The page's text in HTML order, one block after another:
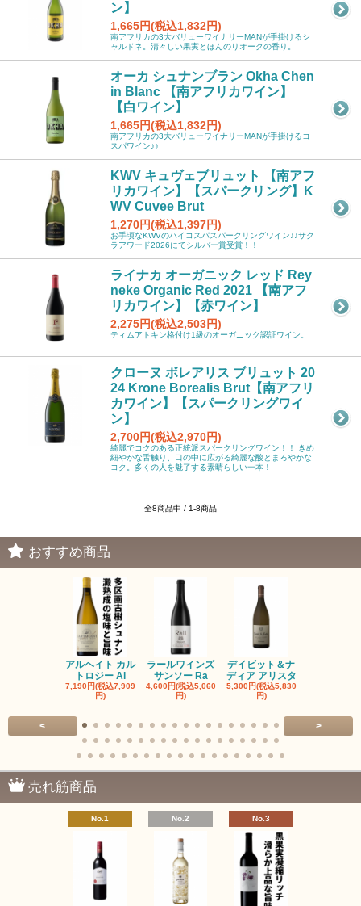
ン】
1,665円(税込1,832円)
南アフリカの3大バリューワイナリーMANが手掛けるシ
ャルドネ。清々しい果実とほんのりオークの香り。
オーカ シュナンブラン Okha Chen
in Blanc 【南アフリカワイン】
【白ワイン】
1,665円(税込1,832円)
南アフリカの3大バリューワイナリーMANが手掛けるコ
スパワイン♪♪
KWV キュヴェブリュット 【南アフ
リカワイン】【スパークリング】K
WV Cuvee Brut
1,270円(税込1,397円)
お手頃なKWVのハイコスパスパークリングワイン♪♪サク
ラアワード2026にてシルバー賞受賞！！
ライナカ オーガニック レッド Rey
neke Organic Red 2021 【南アフ
リカワイン】【赤ワイン】
2,275円(税込2,503円)
ティムアトキン格付け1級のオーガニック認証ワイン。
クローヌ ボレアリス ブリュット 20
24 Krone Borealis Brut【南アフリ
カワイン】【スパークリングワイ
ン】
2,700円(税込2,970円)
綺麗でコクのある正統派スパークリングワイン！！ きめ
細やかな舌触り、口の中に広がる綺麗な酸とまろやかな
コク。多くの人を魅了する素晴らしい一本！
全8商品中 / 1-8商品
おすすめ商品
アルヘイト カル
トロジー Al
7,190円(税込7,909
円)
ラールワインズ
サンソー Ra
4,600円(税込5,060
円)
デイビット＆ナ
ディア アリスタ
5,300円(税込5,830
円)
< >
売れ筋商品
No.1 No.2 No.3